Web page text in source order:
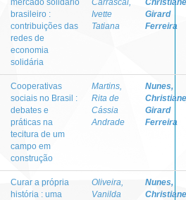
brasileiro :
contribuições das
redes de
economia
solidária
Ivette
Tatiana
Girard
Ferreira
Cooperativas
sociais no Brasil :
debates e
práticas na
tecitura de um
campo em
construção
Martins,
Rita de
Cássia
Andrade
Nunes,
Christiane
Girard
Ferreira
Curar a própria
história : uma
Oliveira,
Vanilda
Nunes,
Christiane